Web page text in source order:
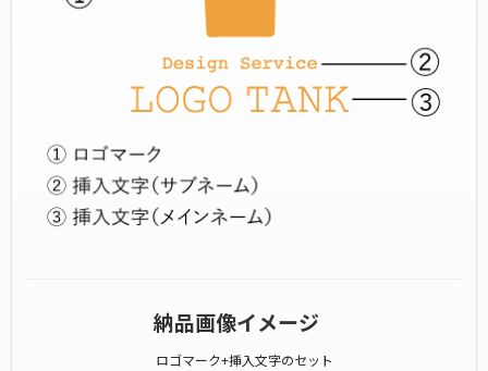
納品画像イメージ
ロゴマーク+挿入文字のセット